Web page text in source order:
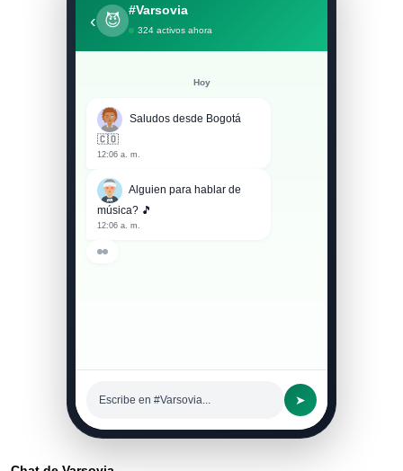
‹ 😈
#Varsovia
324 activos ahora
Hoy
Saludos desde Bogotá
🇨🇴
12:06 a. m.
Alguien para hablar de
música? 🎵
12:06 a. m.
Escribe en #Varsovia... ➤